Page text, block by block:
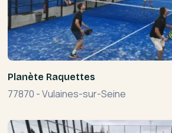
Planète Raquettes
77870 -Vulaines-sur-Seine